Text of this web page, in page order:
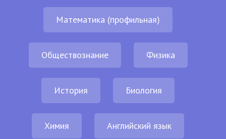
Математика (профильная)
Обществознание Физика
История Биология
Химия Английский язык